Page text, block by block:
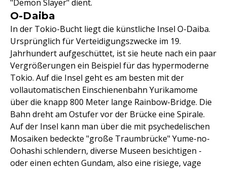
"Demon Slayer" dient.
O-Daiba
In der Tokio-Bucht liegt die künstliche Insel O-Daiba.
Ursprünglich für Verteidigungszwecke im 19.
Jahrhundert aufgeschüttet, ist sie heute nach ein paar
Vergrößerungen ein Beispiel für das hypermoderne
Tokio. Auf die Insel geht es am besten mit der
vollautomatischen Einschienenbahn Yurikamome
über die knapp 800 Meter lange Rainbow-Bridge. Die
Bahn dreht am Ostufer vor der Brücke eine Spirale.
Auf der Insel kann man über die mit psychedelischen
Mosaiken bedeckte "große Traumbrücke" Yume-no-
Oohashi schlendern, diverse Museen besichtigen -
oder einen echten Gundam, also eine risiege, vage